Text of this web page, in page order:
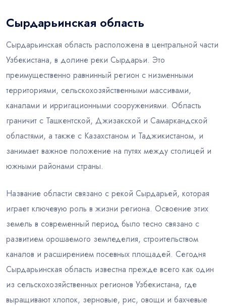
Блог
Сырдарьинская область
Сырдарьинская область расположена в центральной части
Узбекистана, в долине реки Сырдарьи. Это
преимущественно равнинный регион с низменными
территориями, сельскохозяйственными массивами,
каналами и ирригационными сооружениями. Область
граничит с Ташкентской, Джизакской и Самаркандской
областями, а также с Казахстаном и Таджикистаном, и
занимает важное положение на путях между столицей и
южными районами страны.
Название области связано с рекой Сырдарьей, которая
играет ключевую роль в жизни региона. Освоение этих
земель в современный период было тесно связано с
развитием орошаемого земледелия, строительством
каналов и расширением посевных площадей. Сегодня
Сырдарьинская область известна прежде всего как один
из сельскохозяйственных регионов Узбекистана, где
выращивают хлопок, зерновые, рис, овощи и бахчевые